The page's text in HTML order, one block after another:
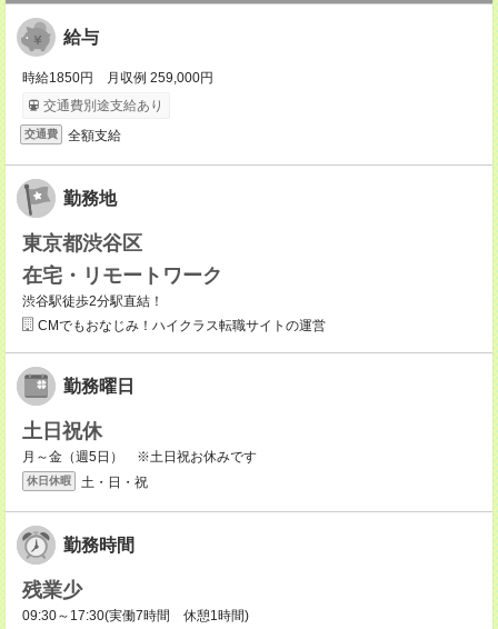
給与
時給1850円 月収例 259,000円
交通費別途支給あり
交通費 全額支給
勤務地
東京都渋谷区
在宅・リモートワーク
渋谷駅徒歩2分駅直結！
CMでもおなじみ！ハイクラス転職サイトの運営
勤務曜日
土日祝休
月～金（週5日） ※土日祝お休みです
休日休暇 土・日・祝
勤務時間
残業少
09:30～17:30(実働7時間 休憩1時間)